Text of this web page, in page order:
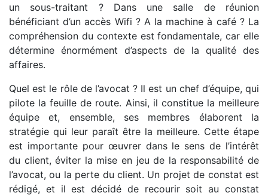
un sous-traitant ? Dans une salle de réunion
bénéficiant d’un accès Wifi ? A la machine à café ? La
compréhension du contexte est fondamentale, car elle
détermine énormément d’aspects de la qualité des
affaires.
Quel est le rôle de l’avocat ? Il est un chef d’équipe, qui
pilote la feuille de route. Ainsi, il constitue la meilleure
équipe et, ensemble, ses membres élaborent la
stratégie qui leur paraît être la meilleure. Cette étape
est importante pour œuvrer dans le sens de l’intérêt
du client, éviter la mise en jeu de la responsabilité de
l’avocat, ou la perte du client. Un projet de constat est
rédigé, et il est décidé de recourir soit au constat